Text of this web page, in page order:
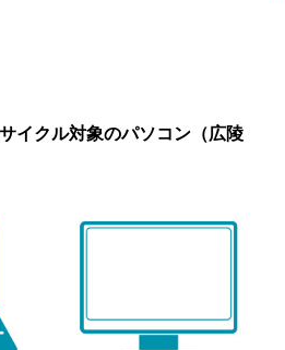
イクル対象のパソコン（広陵